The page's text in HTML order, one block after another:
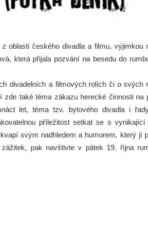
oblasti českého divadla a filmu, výjimkou
která přijala pozvání na besedu do
divadelních a filmových rolích či o svých
také téma zákazu herecké činnosti na
let, téma tzv. bytového divadla i
příležitost setkat se s vynikající
svým nadhledem a humorem, který jí
pak navštivte v pátek 19. října